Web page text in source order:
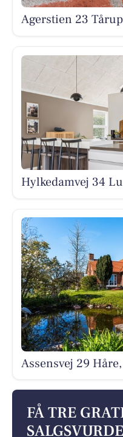
Agerstien 23
Hylkedamvej 34
Assensvej 29
FÅ TRE